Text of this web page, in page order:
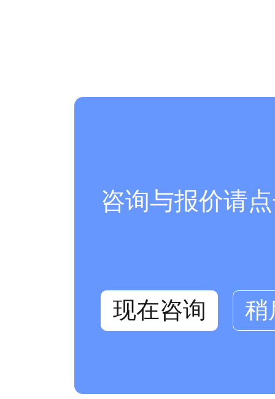
咨询与报价请
现在咨询 稍